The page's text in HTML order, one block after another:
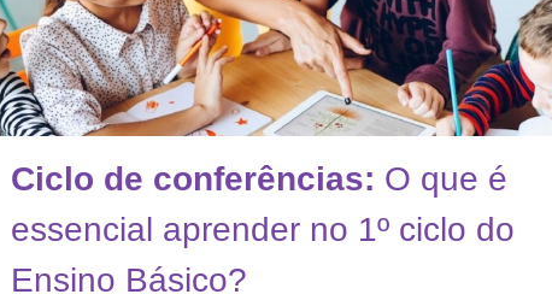
Ciclo de conferências: O que é
essencial aprender no 1º ciclo do
Ensino Básico?